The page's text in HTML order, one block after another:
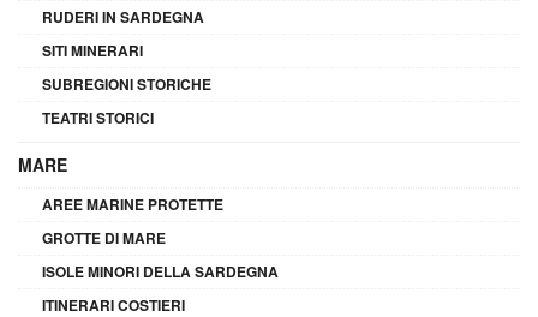
RUDERI IN SARDEGNA
SITI MINERARI
SUBREGIONI STORICHE
TEATRI STORICI
MARE
AREE MARINE PROTETTE
GROTTE DI MARE
ISOLE MINORI DELLA SARDEGNA
ITINERARI COSTIERI